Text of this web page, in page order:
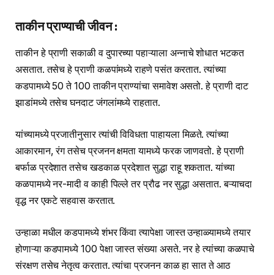
ताकीन प्राण्याची जीवन :
ताकीन हे प्राणी सकाळी व दुपारच्या पहाऱ्याला अन्नाचे शोधात भटकत
असतात. तसेच हे प्राणी कळपांमध्ये राहणे पसंत करतात. त्यांच्या
कडपामध्ये 50 ते 100 ताकीन प्राण्यांचा समावेश असतो. हे प्राणी दाट
झाडांमध्ये तसेच घनदाट जंगलांमध्ये राहतात.
यांच्यामध्ये प्रजातीनुसार त्यांची विविधता पाहायला मिळते. त्यांच्या
आकारमान, रंग तसेच प्रजनन क्षमता यामध्ये फरक जाणवतो. हे प्राणी
बर्फाळ प्रदेशात तसेच खडकाळ प्रदेशात सुद्धा राहू शकतात. यांच्या
कळपामध्ये नर-मादी व काही पिल्ले तर प्रौढ नर सुद्धा असतात. बऱ्याचदा
वृद्ध नर एकटे सहवास करतात.
उन्हाळा मधील कडपामध्ये शंभर किंवा त्यापेक्षा जास्त उन्हाळ्यामध्ये तयार
होणाऱ्या कडपामध्ये 100 पेक्षा जास्त संख्या असते. नर हे त्यांच्या कळपाचे
संरक्षण तसेच नेतृत्व करतात. त्यांचा प्रजनन काळ हा सात ते आठ